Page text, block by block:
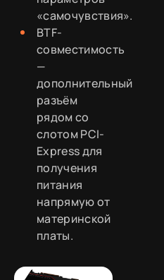
«самочувствия».
BTF-
совместимость
—
дополнительный
разъём
рядом со
слотом PCI-
Express для
получения
питания
напрямую от
материнской
платы.